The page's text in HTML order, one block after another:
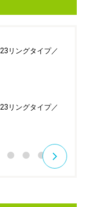
リングタイプ／
リングタイプ／